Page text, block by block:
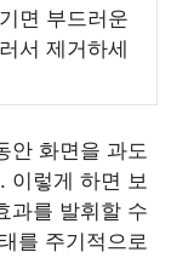
면 부드러운
서 제거하세
안 화면을 과도
이렇게 하면 보
과를 발휘할 수
를 주기적으로